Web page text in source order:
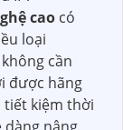
cao có
loại
cần
được hãng
kiệm thời